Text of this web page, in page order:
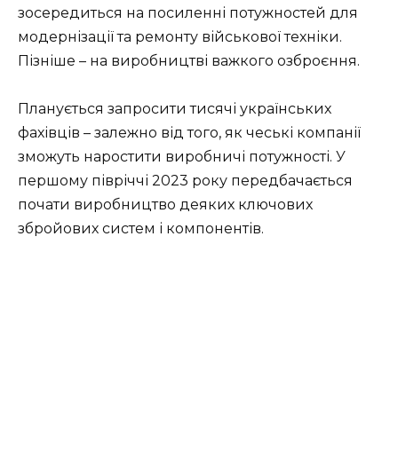
зосередиться на посиленні потужностей для
модернізації та ремонту військової техніки.
Пізніше – на виробництві важкого озброєння.
Планується запросити тисячі українських
фахівців – залежно від того, як чеські компанії
зможуть наростити виробничі потужності. У
першому півріччі 2023 року передбачається
почати виробництво деяких ключових
збройових систем і компонентів.